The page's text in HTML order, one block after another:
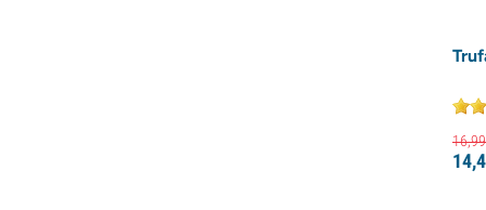
16,99
14,